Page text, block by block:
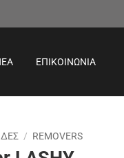
ΕΠΙΚΟΙΝΩΝΊΑ
/ REMOVERS